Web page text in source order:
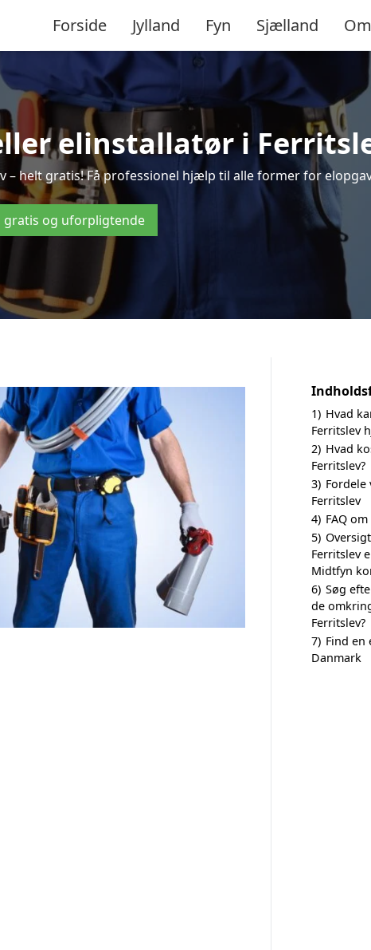
Forside Jylland Fyn Sjælland
elinstallatør i
helt gratis! Få professionel hjælp til alle former for
gratis og uforpligtende
1) Hvad
Ferritslev
2) Hvad
Ferritslev?
3)
Ferritslev
4) FAQ
5)
Ferritslev
Midtfyn
6) Søg
de
Ferritslev?
7) Find en
Danmark